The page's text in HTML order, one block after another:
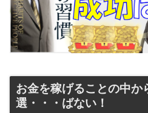
お金を稼げることの中か
選・・・ばない！